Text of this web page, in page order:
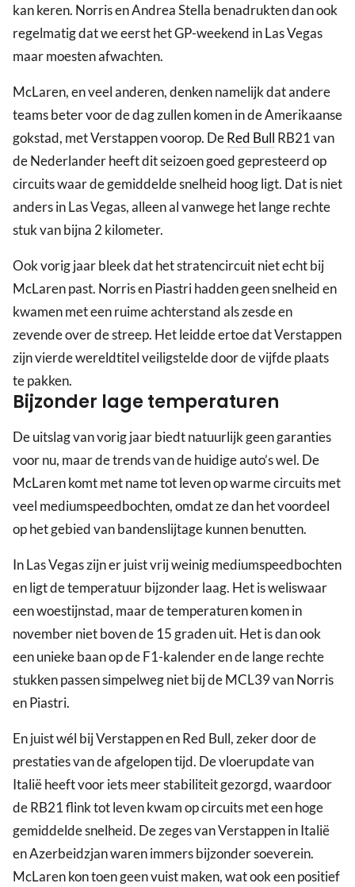
kan keren. Norris en Andrea Stella benadrukten dan ook
regelmatig dat we eerst het GP-weekend in Las Vegas
maar moesten afwachten.
McLaren, en veel anderen, denken namelijk dat andere
teams beter voor de dag zullen komen in de Amerikaanse
gokstad, met Verstappen voorop. DeRed Bull RB21 van
de Nederlander heeft dit seizoen goed gepresteerd op
circuits waar de gemiddelde snelheid hoog ligt. Dat is niet
anders in Las Vegas, alleen al vanwege het lange rechte
stuk van bijna 2 kilometer.
Ook vorig jaar bleek dat het stratencircuit niet echt bij
McLaren past. Norris en Piastri hadden geen snelheid en
kwamen met een ruime achterstand als zesde en
zevende over de streep. Het leidde ertoe dat Verstappen
zijn vierde wereldtitel veiligstelde door de vijfde plaats
te pakken.
Bijzonder lage temperaturen
De uitslag van vorig jaar biedt natuurlijk geen garanties
voor nu, maar de trends van de huidige auto’s wel. De
McLaren komt met name tot leven op warme circuits met
veel mediumspeedbochten, omdat ze dan het voordeel
op het gebied van bandenslijtage kunnen benutten.
In Las Vegas zijn er juist vrij weinig mediumspeedbochten
en ligt de temperatuur bijzonder laag. Het is weliswaar
een woestijnstad, maar de temperaturen komen in
november niet boven de 15 graden uit. Het is dan ook
een unieke baan op de F1-kalender en de lange rechte
stukken passen simpelweg niet bij de MCL39 van Norris
en Piastri.
En juist wél bij Verstappen en Red Bull, zeker door de
prestaties van de afgelopen tijd. De vloerupdate van
Italië heeft voor iets meer stabiliteit gezorgd, waardoor
de RB21 flink tot leven kwam op circuits met een hoge
gemiddelde snelheid. De zeges van Verstappen in Italië
en Azerbeidzjan waren immers bijzonder soeverein.
McLaren kon toen geen vuist maken, wat ook een positief